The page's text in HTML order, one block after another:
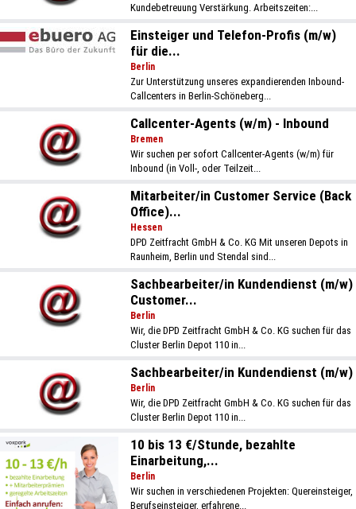
Kundebetreuung Verstärkung. Arbeitszeiten:...
Einsteiger und Telefon-Profis (m/w)
für die...
Berlin
Zur Unterstützung unseres expandierenden Inbound-
Callcenters in Berlin-Schöneberg...
Callcenter-Agents (w/m) - Inbound
Bremen
Wir suchen per sofort Callcenter-Agents (w/m) für
Inbound (in Voll-, oder Teilzeit...
Mitarbeiter/in Customer Service (Back
Office)...
Hessen
DPD Zeitfracht GmbH & Co. KG Mit unseren Depots in
Raunheim, Berlin und Stendal sind...
Sachbearbeiter/in Kundendienst (m/w)
Customer...
Berlin
Wir, die DPD Zeitfracht GmbH & Co. KG suchen für das
Cluster Berlin Depot 110 in...
Sachbearbeiter/in Kundendienst (m/w)
Berlin
Wir, die DPD Zeitfracht GmbH & Co. KG suchen für das
Cluster Berlin Depot 110 in...
10 bis 13 €/Stunde, bezahlte
Einarbeitung,...
Berlin
Wir suchen in verschiedenen Projekten: Quereinsteiger,
Berufseinsteiger, erfahrene...